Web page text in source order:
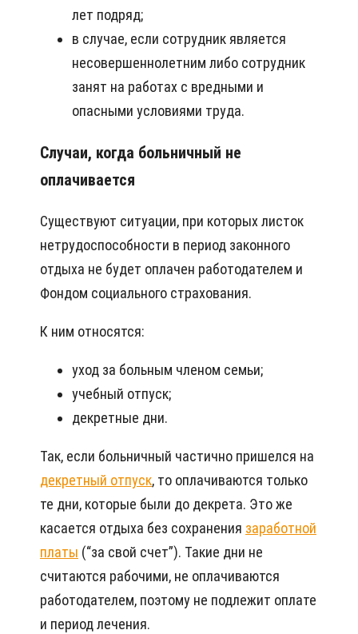
лет подряд;
в случае, если сотрудник является
несовершеннолетним либо сотрудник
занят на работах с вредными и
опасными условиями труда.
Случаи, когда больничный не
оплачивается
Существуют ситуации, при которых листок
нетрудоспособности в период законного
отдыха не будет оплачен работодателем и
Фондом социального страхования.
К ним относятся:
уход за больным членом семьи;
учебный отпуск;
декретные дни.
Так, если больничный частично пришелся на
декретный отпуск, то оплачиваются только
те дни, которые были до декрета. Это же
касается отдыха без сохранения заработной
платы (“за свой счет”). Такие дни не
считаются рабочими, не оплачиваются
работодателем, поэтому не подлежит оплате
и период лечения.